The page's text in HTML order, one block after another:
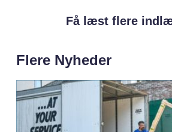
Få læst flere
Flere Nyheder